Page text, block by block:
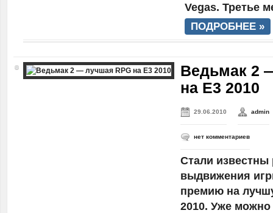
Vegas. Третье
ПОДРОБНЕЕ »
Ведьмак 2
на E3 2010
29.06.2010 admin
нет комментариев
Стали известны
выдвижения
премию на
2010. Уже можно